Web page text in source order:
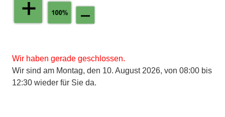
Wir haben gerade geschlossen.
Wir sind am Montag, den 10. August 2026, von 08:00 bis
12:30 wieder für Sie da.